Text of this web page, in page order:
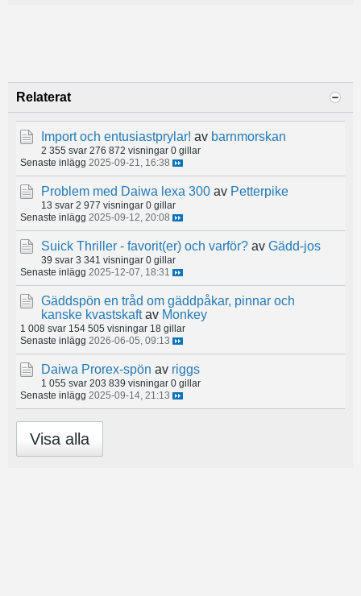
Relaterat
Import och entusiastprylar! av barnmorskan
2 355 svar 276 872 visningar 0 gillar
Senaste inlägg 2025-09-21, 16:38
Problem med Daiwa lexa 300 av Petterpike
13 svar 2 977 visningar 0 gillar
Senaste inlägg 2025-09-12, 20:08
Suick Thriller - favorit(er) och varför? av Gädd-jos
39 svar 3 341 visningar 0 gillar
Senaste inlägg 2025-12-07, 18:31
Gäddspön en tråd om gäddpåkar, pinnar och
kanske kvastskaft av Monkey
1 008 svar 154 505 visningar 18 gillar
Senaste inlägg 2026-06-05, 09:13
Daiwa Prorex-spön av riggs
1 055 svar 203 839 visningar 0 gillar
Senaste inlägg 2025-09-14, 21:13
Visa alla